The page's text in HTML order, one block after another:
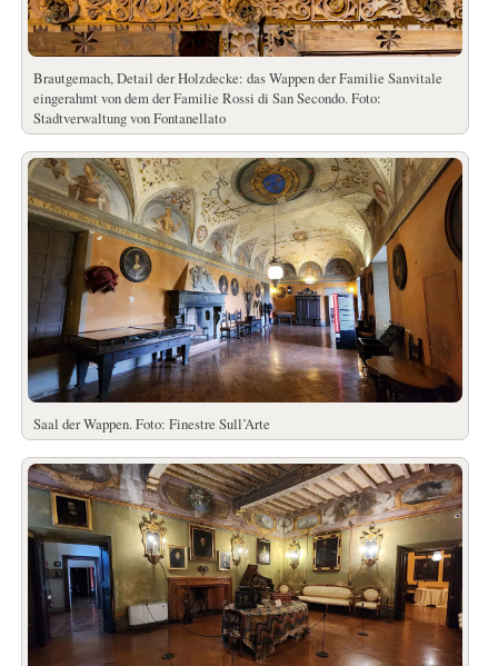
Brautgemach, Detail der Holzdecke: das Wappen der Familie Sanvitale
eingerahmt von dem der Familie Rossi di San Secondo. Foto:
Stadtverwaltung von Fontanellato
Saal der Wappen. Foto: Finestre Sull’Arte